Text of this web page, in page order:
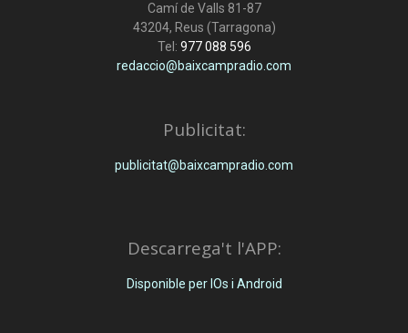
Camí de Valls 81-87
43204, Reus (Tarragona)
Tel: 977 088 596
redaccio@baixcampradio.com
Publicitat:
publicitat@baixcampradio.com
Descarrega't l'APP:
Disponible per IOs i Android